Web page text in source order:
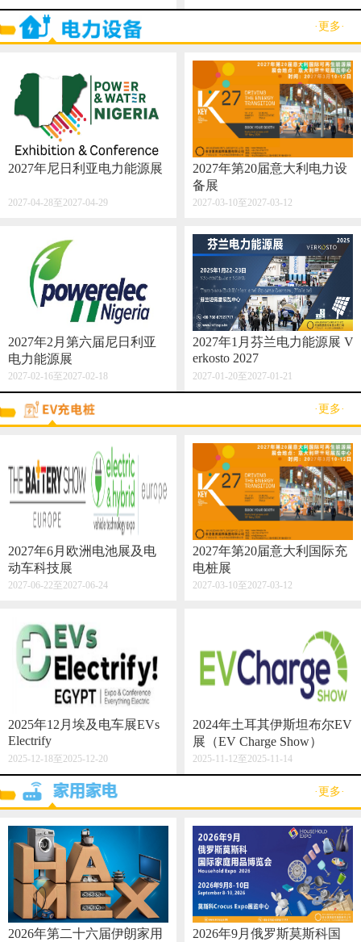
·更多·
2027年尼日利亚电力能源展
2027-04-28至2027-04-29
2027年第20届意大利电力设
备展
2027-03-10至2027-03-12
2027年2月第六届尼日利亚
电力能源展
2027-02-16至2027-02-18
2027年1月芬兰电力能源展 V
erkosto 2027
2027-01-20至2027-01-21
·更多·
2027年6月欧洲电池展及电
动车科技展
2027-06-22至2027-06-24
2027年第20届意大利国际充
电桩展
2027-03-10至2027-03-12
2025年12月埃及电车展EVs
Electrify
2025-12-18至2025-12-20
2024年土耳其伊斯坦布尔EV
展（EV Charge Show）
2025-11-12至2025-11-14
·更多·
2026年第二十六届伊朗家用
2026年9月俄罗斯莫斯科国